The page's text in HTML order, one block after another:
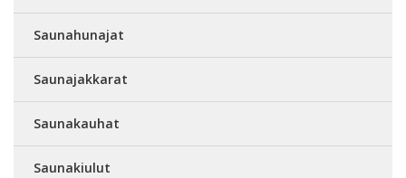
Saunahunajat
Saunajakkarat
Saunakauhat
Saunakiulut